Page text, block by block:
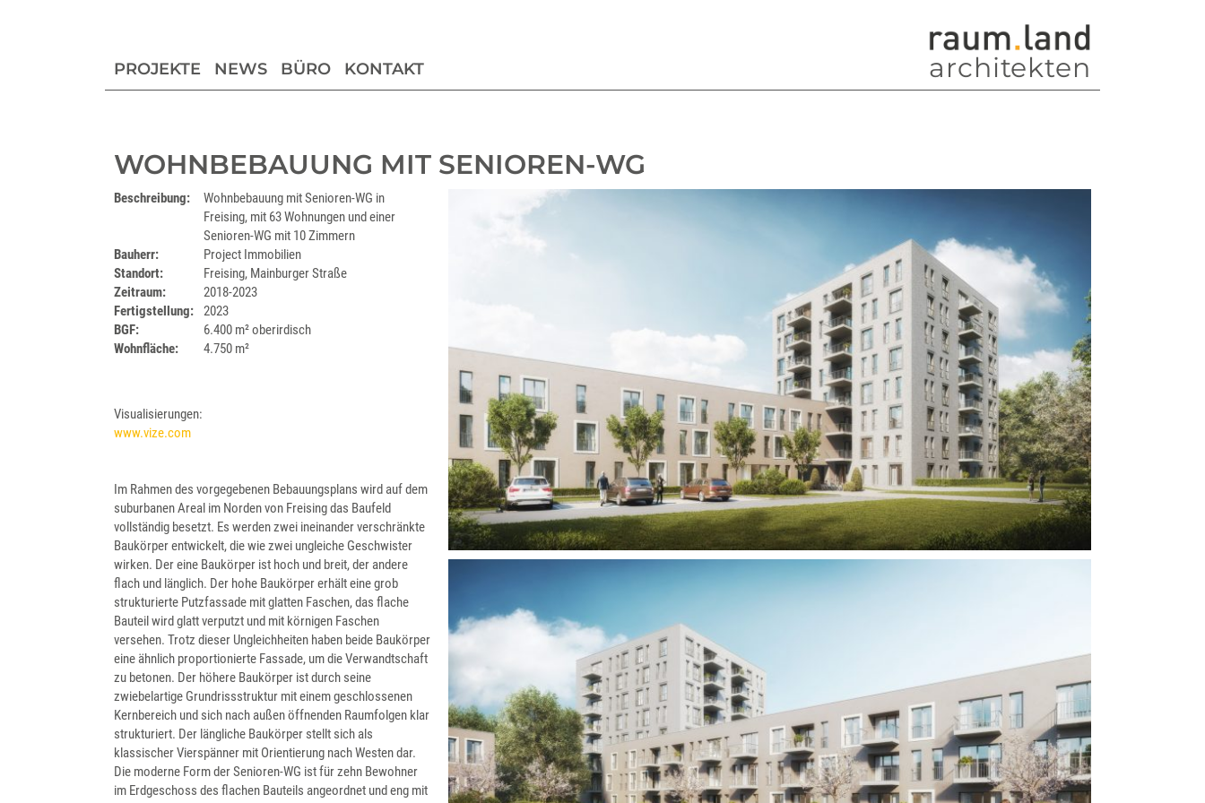
PROJEKTE NEWS BÜRO KONTAKT architekten
WOHNBEBAUUNG MIT SENIOREN-WG
Beschreibung:
Wohnbebauung mit Senioren-WG in
Freising, mit 63 Wohnungen und einer
Senioren-WG mit 10 Zimmern
Bauherr:
Project Immobilien
Standort:
Freising, Mainburger Straße
Zeitraum:
2018-2023
Fertigstellung:
2023
BGF:
6.400 m² oberirdisch
Wohnfläche:
4.750 m²
Visualisierungen:
www.vize.com
Im Rahmen des vorgegebenen Bebauungsplans wird auf dem
suburbanen Areal im Norden von Freising das Baufeld
vollständig besetzt. Es werden zwei ineinander verschränkte
Baukörper entwickelt, die wie zwei ungleiche Geschwister
wirken. Der eine Baukörper ist hoch und breit, der andere
flach und länglich. Der hohe Baukörper erhält eine grob
strukturierte Putzfassade mit glatten Faschen, das flache
Bauteil wird glatt verputzt und mit körnigen Faschen
versehen. Trotz dieser Ungleichheiten haben beide Baukörper
eine ähnlich proportionierte Fassade, um die Verwandtschaft
zu betonen. Der höhere Baukörper ist durch seine
zwiebelartige Grundrissstruktur mit einem geschlossenen
Kernbereich und sich nach außen öffnenden Raumfolgen klar
strukturiert. Der längliche Baukörper stellt sich als
klassischer Vierspänner mit Orientierung nach Westen dar.
Die moderne Form der Senioren-WG ist für zehn Bewohner
im Erdgeschoss des flachen Bauteils angeordnet und eng mit